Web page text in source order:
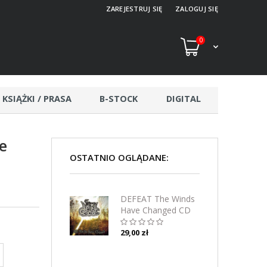
ZAREJESTRUJ SIĘ ZALOGUJ SIĘ
0
KSIĄŻKI / PRASA B-STOCK DIGITAL
OSTATNIO OGLĄDANE:
DEFEAT The Winds
Have Changed CD
29,00 zł